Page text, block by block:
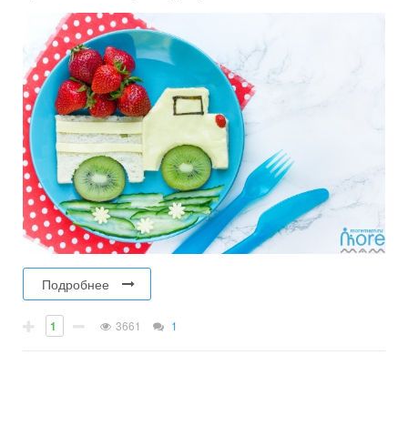
Подробнее
1 3661 1